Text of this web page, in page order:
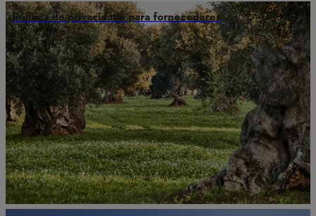
Política de privacidade para fornecedores